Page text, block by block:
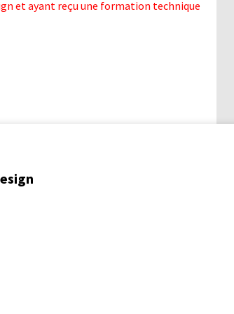
et ayant reçu une formation technique